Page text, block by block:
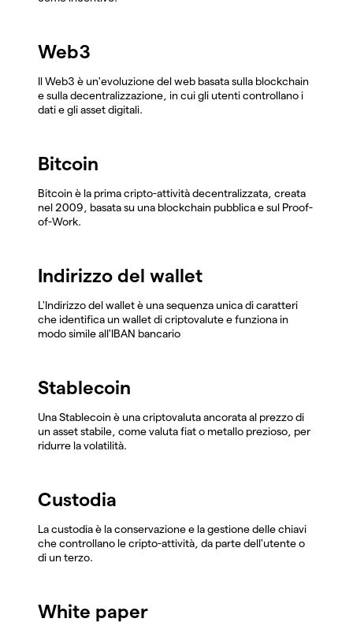
Web3
Il Web3 è un'evoluzione del web basata sulla blockchain
e sulla decentralizzazione, in cui gli utenti controllano i
dati e gli asset digitali.
Bitcoin
Bitcoin è la prima cripto-attività decentralizzata, creata
nel 2009, basata su una blockchain pubblica e sul Proof-
of-Work.
Indirizzo del wallet
L'Indirizzo del wallet è una sequenza unica di caratteri
che identifica un wallet di criptovalute e funziona in
modo simile all'IBAN bancario
Stablecoin
Una Stablecoin è una criptovaluta ancorata al prezzo di
un asset stabile, come valuta fiat o metallo prezioso, per
ridurre la volatilità.
Custodia
La custodia è la conservazione e la gestione delle chiavi
che controllano le cripto-attività, da parte dell'utente o
di un terzo.
White paper